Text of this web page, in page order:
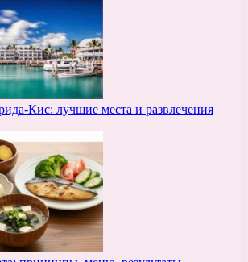
Кис: лучшие места и развлечения